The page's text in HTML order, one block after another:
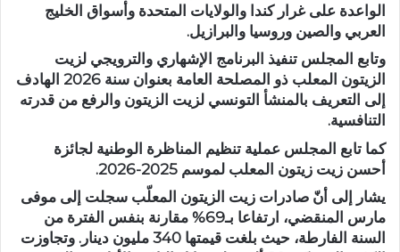
الواعدة على غرار كندا والولايات المتحدة وأسواق الخليج
العربي والصين وروسيا والبرازيل.
وتابع المجلس تنفيذ البرنامج الإشهاري والترويجي لزيت
الزيتون المعلب ذو المصلحة العامة بعنوان سنة 2026 الهادف
إلى التعريف بالمنشأ التونسي لزيت الزيتون والرفع من قدرته
التنافسية.
كما تابع المجلس عملية تنظيم المناظرة الوطنية لجائزة
أحسن زيت زيتون المعلب لموسم 2025-2026.
يشار إلى أنّ صادرات زيت الزيتون المعلّب سجلت إلى موفى
مارس المنقضي، ارتفاعا بـ69% مقارنة بنفس الفترة من
السنة الفارطة، حيث بلغت قيمتها 340 مليون دينار. وتجاوزت